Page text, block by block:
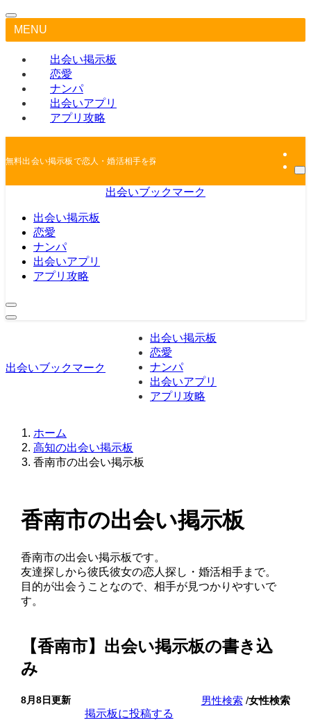
MENU
出会い掲示板
恋愛
ナンパ
出会いアプリ
アプリ攻略
無料出会い掲示板で恋人・婚活相手を探しちゃおう
出会いブックマーク
出会い掲示板
恋愛
ナンパ
出会いアプリ
アプリ攻略
出会いブックマーク
出会い掲示板
恋愛
ナンパ
出会いアプリ
アプリ攻略
ホーム
高知の出会い掲示板
香南市の出会い掲示板
香南市の出会い掲示板
香南市の出会い掲示板です。
友達探しから彼氏彼女の恋人探し・婚活相手まで。
目的が出会うことなので、相手が見つかりやすいで
す。
【香南市】出会い掲示板の書き込
み
8月8日更新 男性検索/女性検索
掲示板に投稿する